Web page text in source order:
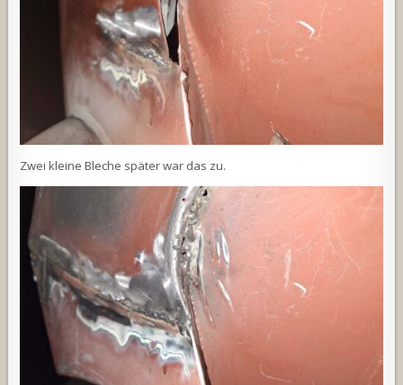
Zwei kleine Bleche später war das zu.